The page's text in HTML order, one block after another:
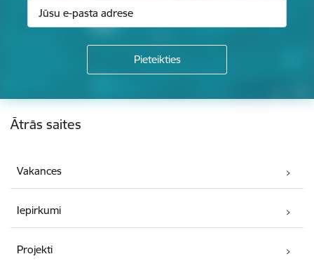
Kājene
Ātrās saites
Vakances
Iepirkumi
Projekti